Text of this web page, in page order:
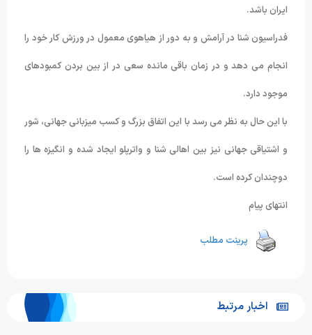
ایران باشد.
فدراسیون شنا در آرامش و به دور از هیاهوی معمول در ورزش کار خود را
انجام می دهد و در زمان باقی مانده سعی در از بین بردن کمبودهای
موجود دارد.
با این حال به نظر می رسد با این اتفاق بزرگ و کسب میزبانی جهانی، شور
و اشتیاقی جهانی نیز بین اهالی شنا و واترپلو ایجاد شده و انگیزه ها را
دوچندان کرده است.
انتهای پیام
پرینت مطلب
اخبار مرتبط